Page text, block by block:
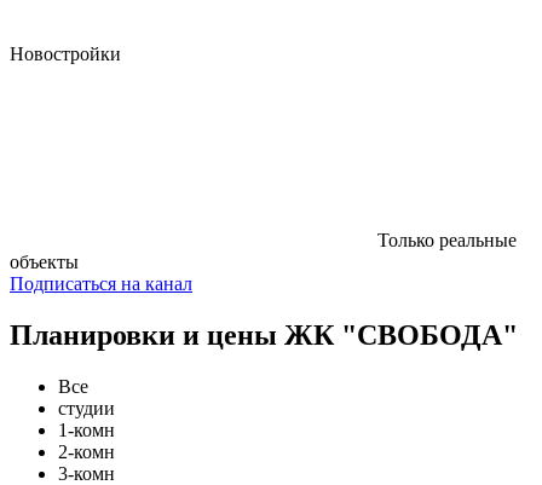
Новостройки
Только реальные
объекты
Подписаться на канал
Планировки и цены ЖК "СВОБОДА"
Все
студии
1-комн
2-комн
3-комн